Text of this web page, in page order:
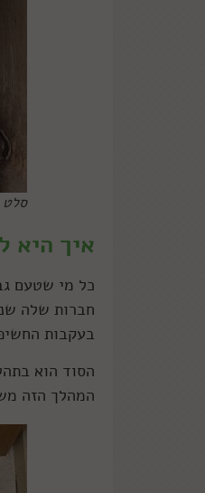
סלט
איך היא
כל מי שטעם
חברות שלה
בעקבות
הסוד הוא
המהלך הזה